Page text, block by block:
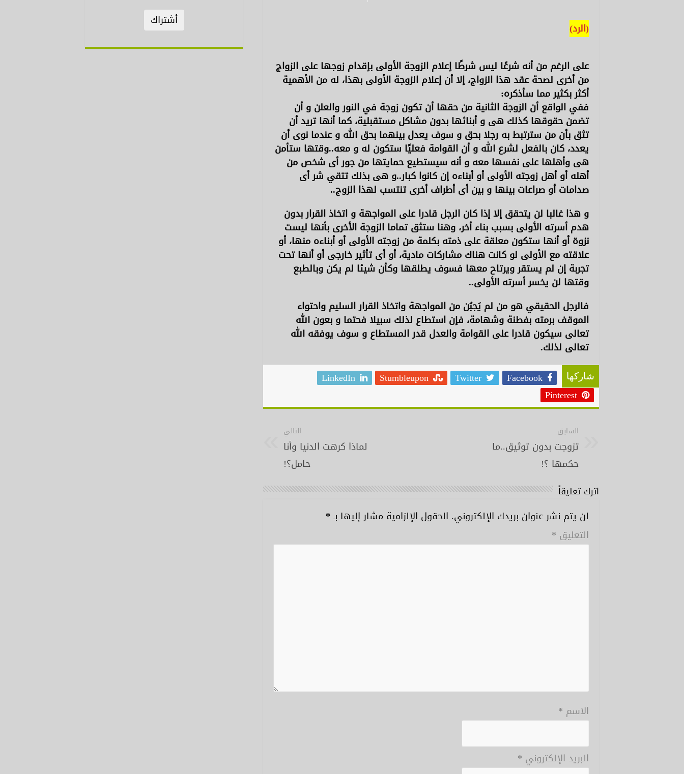
(الرد)
على الرغم من أنه شرعًا ليس شرطًا إعلام الزوجة الأولى بإقدام زوجها على الزواج
من أخرى لصحة عقد هذا الزواج، إلا أن إعلام الزوجة الأولى بهذا، له من الأهمية
أكثر بكثير مما سأذكره:
ففي الواقع أن الزوجة الثانية من حقها أن تكون زوجة في النور والعلن و أن
تضمن حقوقها كذلك هى و أبنائها بدون مشاكل مستقبلية، كما أنها تريد أن
تثق بأن من سترتبط به رجلا بحق و سوف يعدل بينهما بحق الله و عندما نوى أن
يعدد، كان بالفعل لشرع الله و أن القوامة فعليًا ستكون له و معه..وقتها ستأمن
هى وأهلها على نفسها معه و أنه سيستطيع حمايتها من جور أى شخص من
أهله أو أهل زوجته الأولى أو أبناءه إن كانوا كبار..و هى بذلك تتقي شر أى
صدامات أو صراعات بينها و بين أى أطراف أخرى تنتسب لهذا الزوج..
و هذا غالبا لن يتحقق إلا إذا كان الرجل قادرا على المواجهة و اتخاذ القرار بدون
هدم أسرته الأولى بسبب بناء أخر، وهنا ستثق تماما الزوجة الأخرى بأنها ليست
نزوة أو أنها ستكون معلقة على ذمته بكلمة من زوجته الأولى أو أبناءه منها، أو
علاقته مع الأولى لو كانت هناك مشاركات مادية، أو أى تأثير خارجى أو أنها تحت
تجربة إن لم يستقر ويرتاح معها فسوف يطلقها وكأن شيئا لم يكن وبالطبع
وقتها لن يخسر أسرته الأولى..
فالرجل الحقيقي هو من لم يَجبُن من المواجهة واتخاذ القرار السليم واحتواء
الموقف برمته بفطنة وشهامة، فإن استطاع لذلك سبيلا فحتما و بعون الله
تعالى سيكون قادرا على القوامة والعدل قدر المستطاع و سوف يوفقه الله
تعالى لذلك.
شاركها Facebook
Twitter
Stumbleupon
LinkedIn
Pinterest
السابق
تزوجت بدون توثيق..ما
حكمها ؟!
التالي
لماذا كرهت الدنيا وأنا
حامل؟!
اترك تعليقاً
لن يتم نشر عنوان بريدك الإلكتروني. الحقول الإلزامية مشار إليها بـ*
التعليق *
الاسم *
البريد الإلكتروني *
أشتراك